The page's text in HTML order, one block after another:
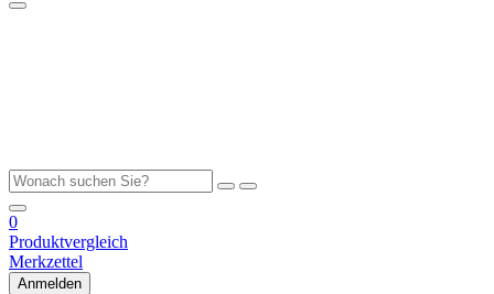
0
Produktvergleich
Merkzettel
Anmelden